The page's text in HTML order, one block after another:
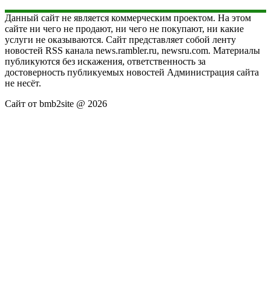
Данный сайт не является коммерческим проектом. На этом
сайте ни чего не продают, ни чего не покупают, ни какие
услуги не оказываются. Сайт представляет собой ленту
новостей RSS канала news.rambler.ru, newsru.com. Материалы
публикуются без искажения, ответственность за
достоверность публикуемых новостей Администрация сайта
не несёт.
Сайт от bmb2site @ 2026